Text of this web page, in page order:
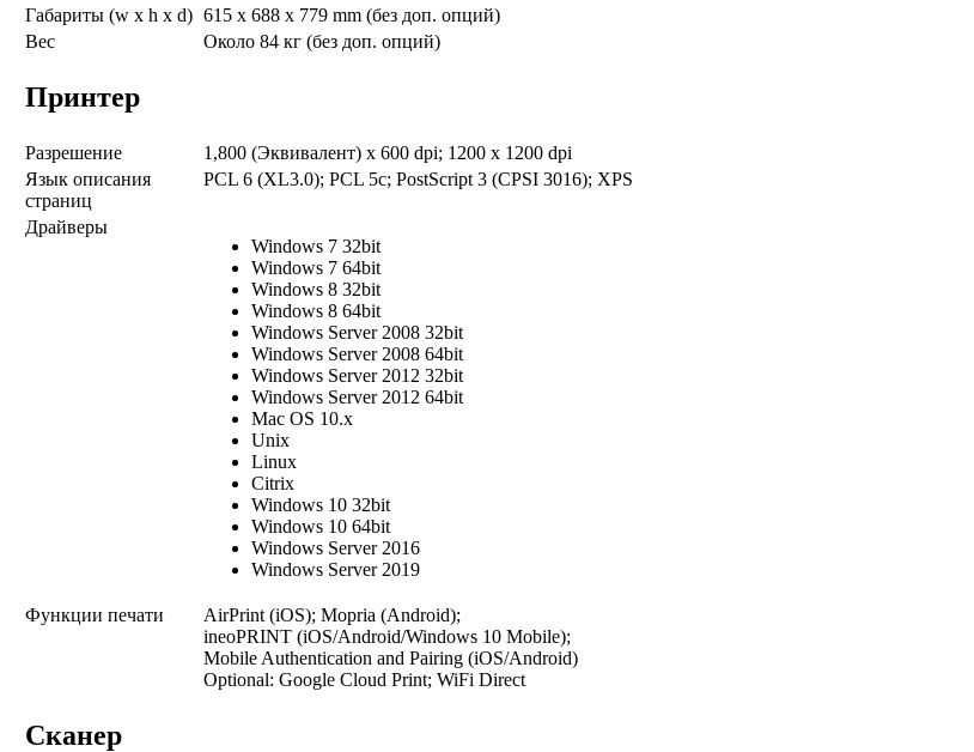
Габариты (w x h x d) 615 x 688 x 779 mm (без доп. опций)
Вес
Около 84 кг (без доп. опций)
Принтер
Разрешение
1,800 (Эквивалент) x 600 dpi; 1200 x 1200 dpi
Язык описания
страниц
PCL 6 (XL3.0); PCL 5c; PostScript 3 (CPSI 3016); XPS
Драйверы
Windows 7 32bit
Windows 7 64bit
Windows 8 32bit
Windows 8 64bit
Windows Server 2008 32bit
Windows Server 2008 64bit
Windows Server 2012 32bit
Windows Server 2012 64bit
Mac OS 10.x
Unix
Linux
Citrix
Windows 10 32bit
Windows 10 64bit
Windows Server 2016
Windows Server 2019
Функции печати
AirPrint (iOS); Mopria (Android);
ineoPRINT (iOS/Android/Windows 10 Mobile);
Mobile Authentication and Pairing (iOS/Android)
Optional: Google Cloud Print; WiFi Direct
Сканер